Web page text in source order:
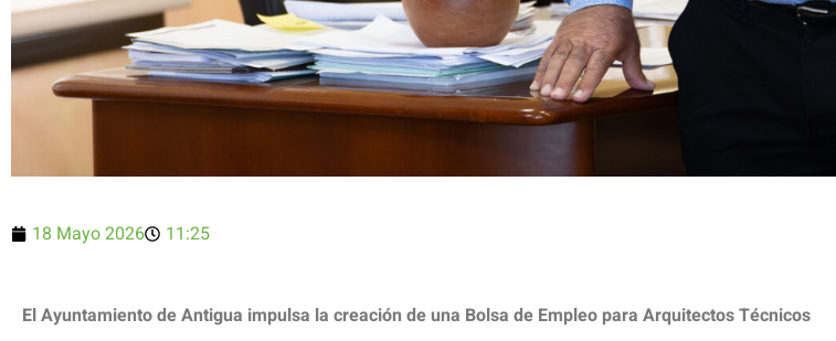
18 Mayo 2026 11:25
El Ayuntamiento de Antigua impulsa la creación de una Bolsa de Empleo para Arquitectos Técnicos